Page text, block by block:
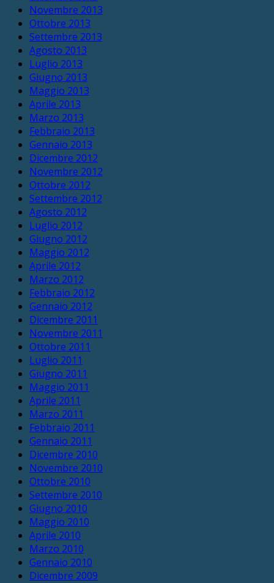
Novembre 2013
Ottobre 2013
Settembre 2013
Agosto 2013
Luglio 2013
Giugno 2013
Maggio 2013
Aprile 2013
Marzo 2013
Febbraio 2013
Gennaio 2013
Dicembre 2012
Novembre 2012
Ottobre 2012
Settembre 2012
Agosto 2012
Luglio 2012
Giugno 2012
Maggio 2012
Aprile 2012
Marzo 2012
Febbraio 2012
Gennaio 2012
Dicembre 2011
Novembre 2011
Ottobre 2011
Luglio 2011
Giugno 2011
Maggio 2011
Aprile 2011
Marzo 2011
Febbraio 2011
Gennaio 2011
Dicembre 2010
Novembre 2010
Ottobre 2010
Settembre 2010
Giugno 2010
Maggio 2010
Aprile 2010
Marzo 2010
Gennaio 2010
Dicembre 2009